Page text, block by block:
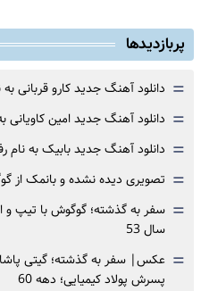
پربازدیدها
= دانلود آهنگ جدید کارو قربانی
= دانلود آهنگ جدید امین کاویانی
= دانلود آهنگ جدید بابیک به نام
= تصویری دیده نشده و بانمک از
=
سال 53
= عکس| سفر به گذشته؛ گیتی
پسرش پولاد کیمیایی؛ دهه 60